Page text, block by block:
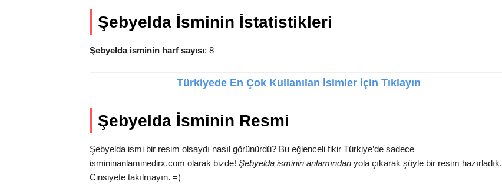
Şebyelda İsminin İstatistikleri
Şebyelda isminin harf sayısı: 8
Türkiyede En Çok Kullanılan İsimler İçin Tıklayın
Şebyelda İsminin Resmi
Şebyelda ismi bir resim olsaydı nasıl görünürdü? Bu eğlenceli fikir Türkiye’de sadece
ismininanlaminedirx.com olarak bizde! Şebyelda isminin anlamından yola çıkarak şöyle bir resim hazırladık.
Cinsiyete takılmayın. =)